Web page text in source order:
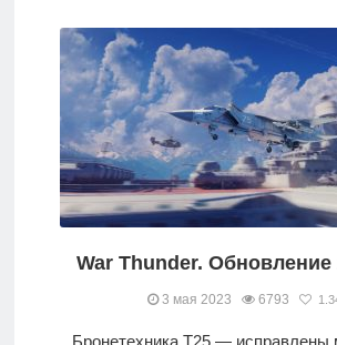
War Thunder. Обновление
3 мая 2023 6793